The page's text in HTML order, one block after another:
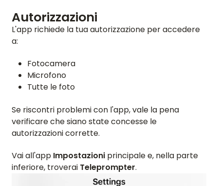
Autorizzazioni
L'app richiede la tua autorizzazione per accedere
a:
Fotocamera
Microfono
Tutte le foto
Se riscontri problemi con l'app, vale la pena
verificare che siano state concesse le
autorizzazioni corrette.
Vai all'app Impostazioni principale e, nella parte
inferiore, troverai Teleprompter.